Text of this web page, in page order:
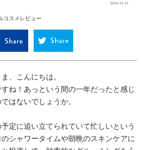
2016.12.16
コスメレビュー
、こんにちは。
ね！あっという間の一年だったと感じ
はないでしょうか。
定に追い立てられていて忙しいという
シャワータイムや朝晩のスキンケアに